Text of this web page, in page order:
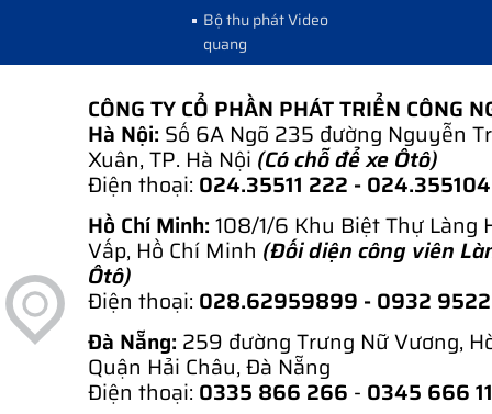
Bộ thu phát Video
quang
CÔNG TY CỔ PHẦN PHÁT TRIỂN CÔNG
Hà Nội: Số 6A Ngõ 235 đường Nguyễn
Xuân, TP. Hà Nội (Có chỗ để xe Ôtô)
Điện thoại: 024.35511 222 -
Hồ Chí Minh: 108/1/6 Khu Biệt Thự Làng
Vấp, Hồ Chí Minh (Đối diện công viên
Ôtô)
Điện thoại: 028.62959899 - 0932
Đà Nẵng: 259 đường Trưng Nữ Vương,
Quận Hải Châu, Đà Nẵng
Điện thoại: 0335 866 266 - 0345 666